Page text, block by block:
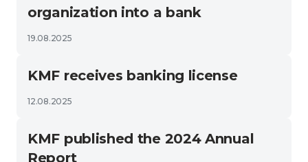
organization into a bank
19.08.2025
KMF receives banking license
12.08.2025
KMF published the 2024 Annual
Report